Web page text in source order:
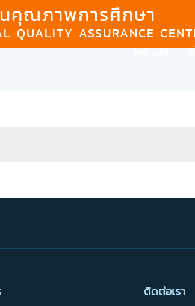
คุณภาพการศึกษา
QUALITY ASSURANCE
หน้าหลัก
ติดต่อเรา